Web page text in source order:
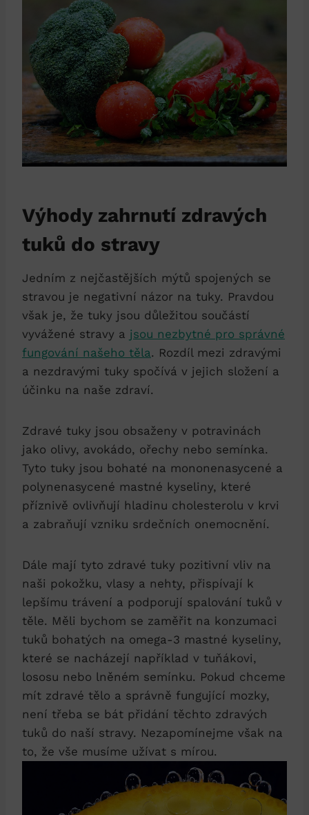
Výhody zahrnutí zdravých
tuků do stravy
Jedním z nejčastějších mýtů spojených se
stravou je negativní názor na tuky. Pravdou
však je, že tuky jsou důležitou součástí
vyvážené stravy a jsou nezbytné pro správné
fungování našeho těla. Rozdíl mezi zdravými
a nezdravými tuky spočívá v jejich složení a
účinku na naše zdraví.
Zdravé tuky jsou obsaženy v potravinách
jako olivy, avokádo, ořechy nebo semínka.
Tyto tuky jsou bohaté na mononenasycené a
polynenasycené mastné kyseliny, které
příznivě ovlivňují hladinu cholesterolu v krvi
a zabraňují vzniku srdečních onemocnění.
Dále mají tyto zdravé tuky pozitivní vliv na
naši pokožku, vlasy a nehty, přispívají k
lepšímu trávení a podporují spalování tuků v
těle. Měli bychom se zaměřit na konzumaci
tuků bohatých na omega-3 mastné kyseliny,
které se nacházejí například v tuňákovi,
lososu nebo lněném semínku. Pokud chceme
mít zdravé tělo a správně fungující mozky,
není třeba se bát přidání těchto zdravých
tuků do naší stravy. Nezapomínejme však na
to, že vše musíme užívat s mírou.